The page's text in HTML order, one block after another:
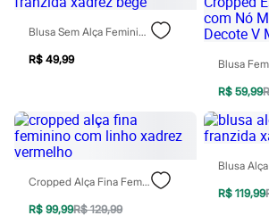
Shorts e Bermudas
Tops
Moda íntima
Calcinhas
Cintas e Modeladores
Sutiãs e Tops
Moda praia
Biquínis
Saídas de praia
Personagens
Plus size
Blusa Sem Alça Feminina Franzida Xadrez Bege
R$ 49,99
R$ 59,99
Cropped Alça Fina Feminino Com Linho Xadrez Vermelho
R$ 99,99R$ 129,99
R$ 119,99